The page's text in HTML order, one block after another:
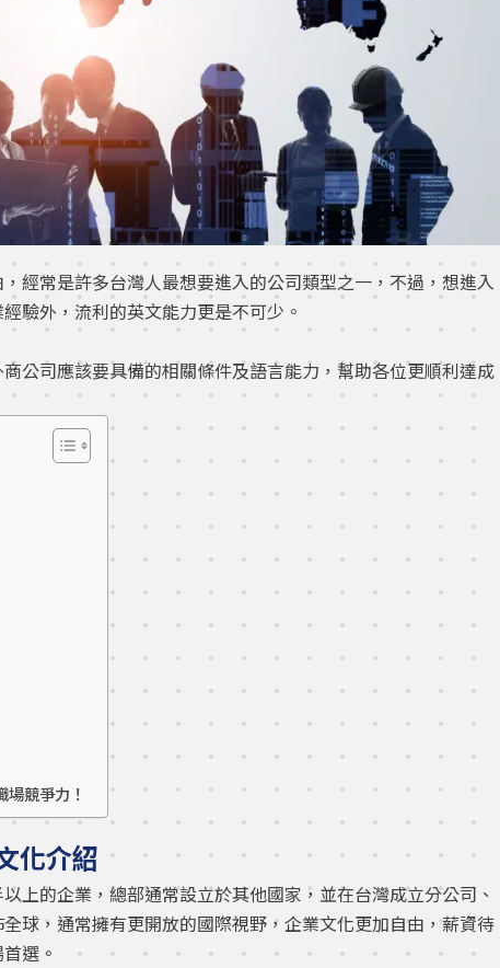
經常是許多台灣人最想要進入的公司類型之一，不過，想進入
驗外，流利的英文能力更是不可少。
公司應該要具備的相關條件及語言能力，幫助各位更順利達成
競爭力！
化介紹
上的企業，總部通常設立於其他國家，並在台灣成立分公司、
球，通常擁有更開放的國際視野，企業文化更加自由，薪資待
選。